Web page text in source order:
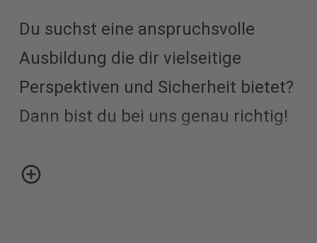
Du suchst eine anspruchsvolle
Ausbildung die dir vielseitige
Perspektiven und Sicherheit bietet?
Dann bist du bei uns genau richtig!
Die Ausbildung zum